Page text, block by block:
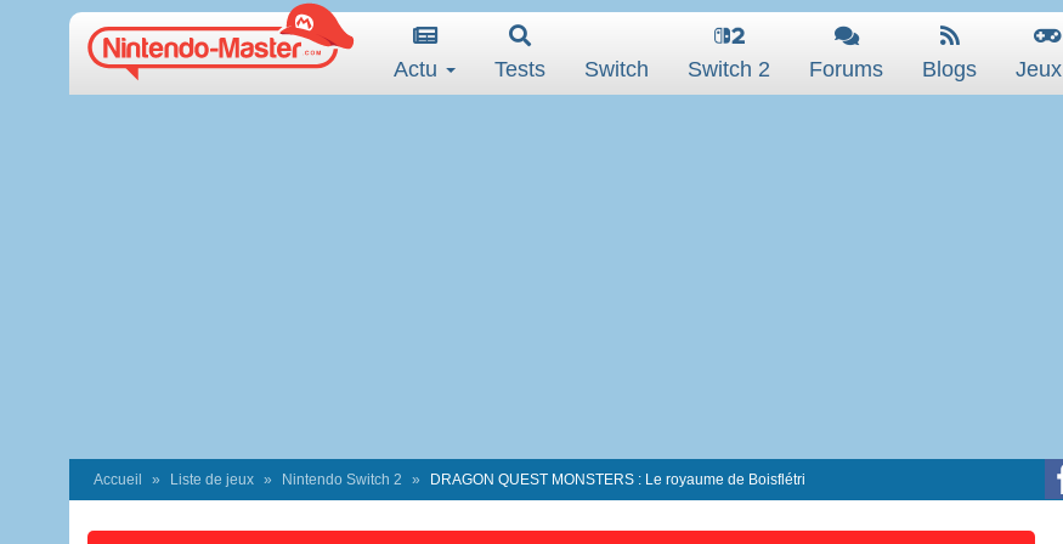
Actu Tests Switch Switch 2 Forums Blogs Jeux
Accueil Liste de jeux Nintendo Switch 2 DRAGON QUEST MONSTERS : Le royaume de Boisflétri